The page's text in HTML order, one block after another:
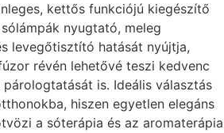
kettős funkciójú kiegészítő
nyugtató, meleg
levegőtisztító hatását nyújtja,
révén lehetővé teszi kedvenc
is. Ideális választás
hiszen egyetlen elegáns
a sóterápia és az aromaterápia